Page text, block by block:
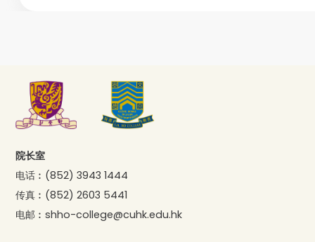
院长室
电话︰ (852) 3943 1444
传真︰ (852) 2603 5441
电邮︰shho-college@cuhk.edu.hk